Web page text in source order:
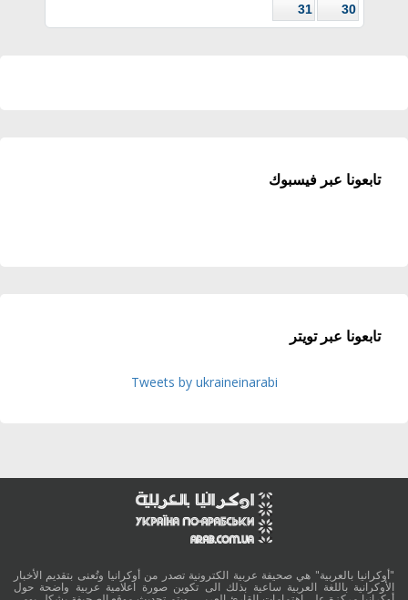
30
31
تابعونا عبر فيسبوك
تابعونا عبر تويتر
Tweets by ukraineinarabi
"أوكرانيا بالعربية" هي صحيفة عربية الكترونية تصدر من أوكرانيا وتُعنى بتقديم الأخبار
الأوكرانية باللغة العربية ساعية بذلك الى تكوين صورة اعلامية عربية واضحة حول